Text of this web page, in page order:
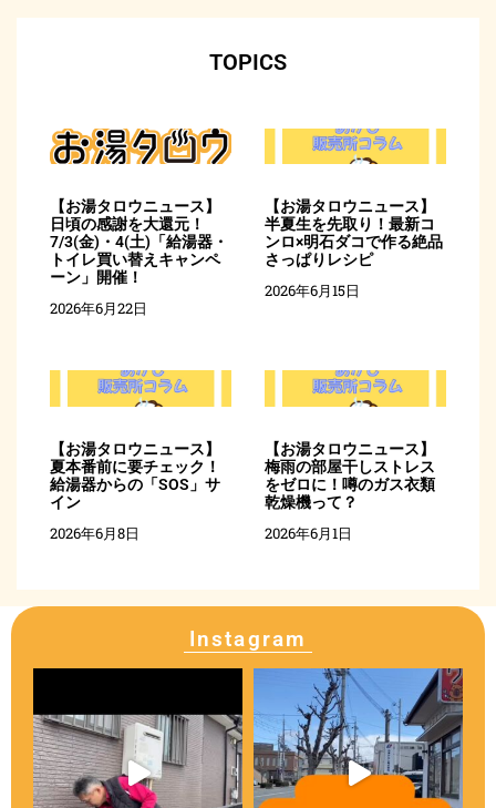
TOPICS
【お湯タロウニュース】
日頃の感謝を大還元！
7/3(金)・4(土)「給湯器・
トイレ買い替えキャンペ
ーン」開催！
2026年6月22日
【お湯タロウニュース】
半夏生を先取り！最新コ
ンロ×明石ダコで作る絶品
さっぱりレシピ
2026年6月15日
【お湯タロウニュース】
夏本番前に要チェック！
給湯器からの「SOS」サ
イン
2026年6月8日
【お湯タロウニュース】
梅雨の部屋干しストレス
をゼロに！噂のガス衣類
乾燥機って？
2026年6月1日
Instagram